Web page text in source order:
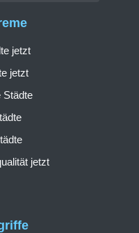
jetzt
jetzt
Städte
jetzt